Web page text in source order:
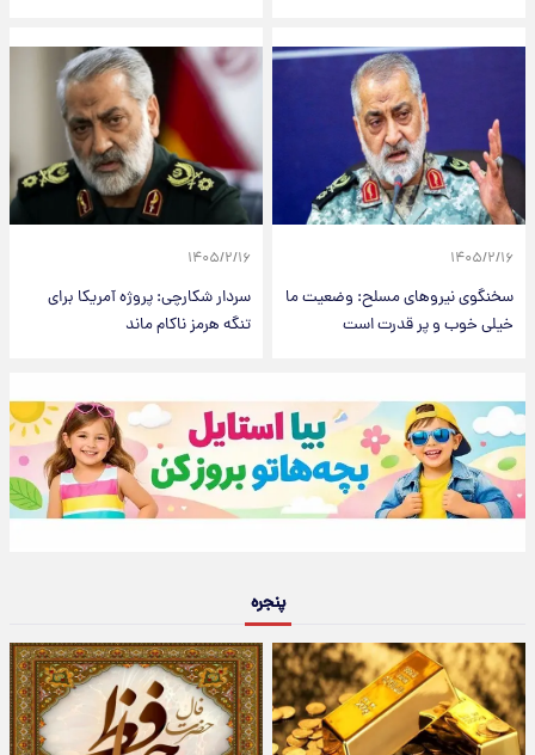
۱۴۰۵/۲/۱۶
سخنگوی نیروهای مسلح: وضعیت ما
خیلی خوب و پر قدرت است
۱۴۰۵/۲/۱۶
سردار شکارچی: پروژه آمریکا برای
تنگه هرمز ناکام ماند
پنجره